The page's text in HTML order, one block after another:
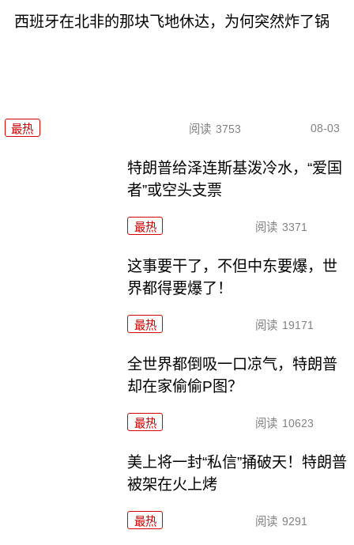
西班牙在北非的那块飞地休达，为何突然炸了锅
最热 阅读 3753 08-03
特朗普给泽连斯基泼冷水，“爱国
者”或空头支票
最热 阅读 3371
这事要干了，不但中东要爆，世
界都得要爆了！
最热 阅读 19171
全世界都倒吸一口凉气，特朗普
却在家偷偷P图？
最热 阅读 10623
美上将一封“私信”捅破天！特朗普
被架在火上烤
最热 阅读 9291